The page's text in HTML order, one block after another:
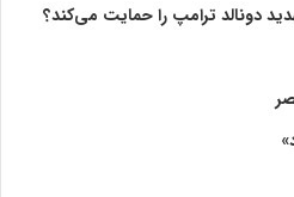
دونالد ترامپ را حمایت می‌کند؟